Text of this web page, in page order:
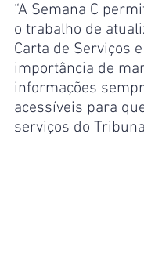
“A Semana C
o trabalho de
Carta de Serviços
importância de
informações
acessíveis para
serviços do